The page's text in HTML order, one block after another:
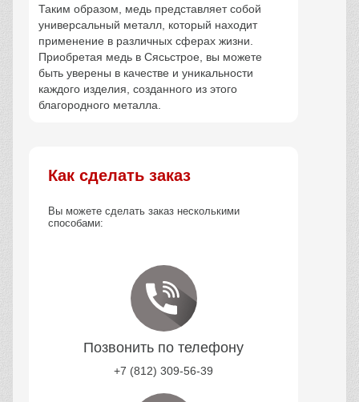
Таким образом, медь представляет собой
универсальный металл, который находит
применение в различных сферах жизни.
Приобретая медь в Сясьстрое, вы можете
быть уверены в качестве и уникальности
каждого изделия, созданного из этого
благородного металла.
Как сделать заказ
Вы можете сделать заказ несколькими
способами:
Позвонить по телефону
+7 (812) 309-56-39